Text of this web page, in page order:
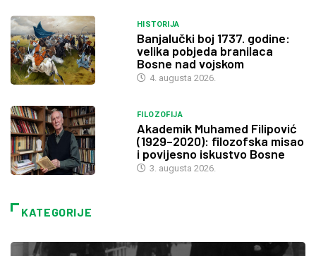
HISTORIJA
Banjalučki boj 1737. godine:
velika pobjeda branilaca
Bosne nad vojskom
4. augusta 2026.
FILOZOFIJA
Akademik Muhamed Filipović
(1929–2020): filozofska misao
i povijesno iskustvo Bosne
3. augusta 2026.
KATEGORIJE